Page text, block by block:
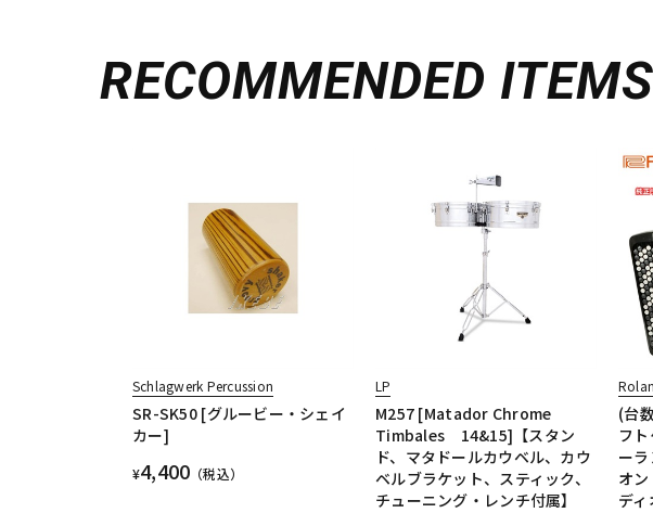
RECOMMENDED ITEMS
Schlagwerk Percussion
SR-SK50 [グルービー・シェイ
カー]
¥4,400 （税込）
LP
M257 [Matador Chrome
Timbales 14&15]【スタン
ド、マタドールカウベル、カウ
ベルブラケット、スティック、
チューニング・レンチ付属】
(台
フ
ー
オ
デ